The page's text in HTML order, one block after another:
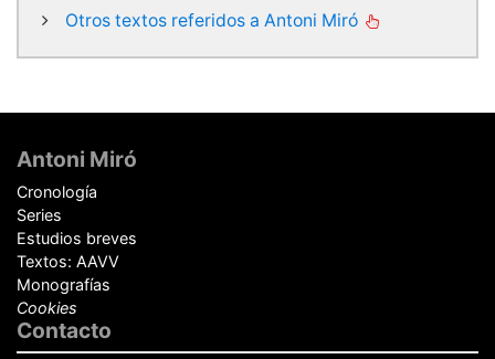
Otros textos referidos a Antoni Miró
de
página
Antoni Miró
Cronología
Series
Estudios breves
Textos: AAVV
Monografías
Cookies
Contacto